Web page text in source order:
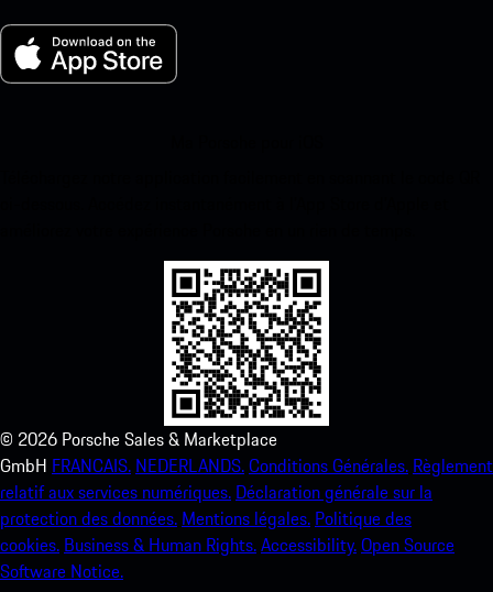
© 2026 Porsche Sales & Marketplace
GmbH FRANCAIS. NEDERLANDS.Conditions Générales. Règlement
relatif aux services numériques. Déclaration générale sur la
protection des données. Mentions légales. Politique des
cookies. Business & Human Rights.Accessibility.Open Source
Software Notice.